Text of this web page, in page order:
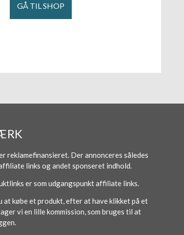
GÅ TIL SHOP
reklamefinansieret. Der annonceres således
links og andet sponseret indhold.
er som udgangspunkt affiliate links.
at købe et produkt, efter at have klikket på et
vi en lille kommission, som bruges til at